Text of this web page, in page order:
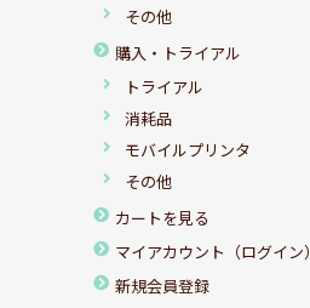
その他
購入・トライアル
トライアル
消耗品
モバイルプリンタ
その他
カートを見る
マイアカウント（ログイン）
新規会員登録